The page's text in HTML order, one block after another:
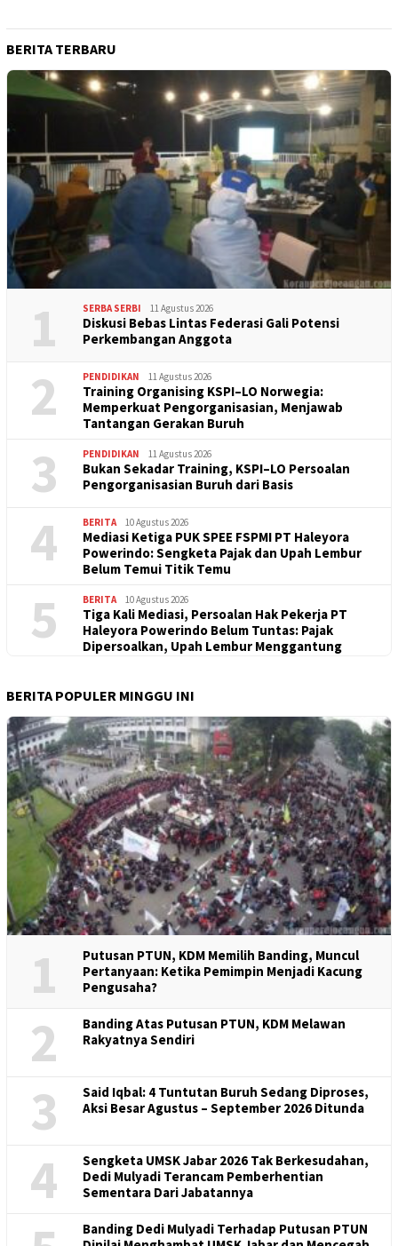
BERITA TERBARU
1 SERBA SERBI 11 Agustus 2026
Diskusi Bebas Lintas Federasi Gali Potensi
Perkembangan Anggota
2 PENDIDIKAN 11 Agustus 2026
Training Organising KSPI–LO Norwegia:
Memperkuat Pengorganisasian, Menjawab
Tantangan Gerakan Buruh
3 PENDIDIKAN 11 Agustus 2026
Bukan Sekadar Training, KSPI–LO Persoalan
Pengorganisasian Buruh dari Basis
4 BERITA 10 Agustus 2026
Mediasi Ketiga PUK SPEE FSPMI PT Haleyora
Powerindo: Sengketa Pajak dan Upah Lembur
Belum Temui Titik Temu
5 BERITA 10 Agustus 2026
Tiga Kali Mediasi, Persoalan Hak Pekerja PT
Haleyora Powerindo Belum Tuntas: Pajak
Dipersoalkan, Upah Lembur Menggantung
BERITA POPULER MINGGU INI
1
Putusan PTUN, KDM Memilih Banding, Muncul
Pertanyaan: Ketika Pemimpin Menjadi Kacung
Pengusaha?
2
Banding Atas Putusan PTUN, KDM Melawan
Rakyatnya Sendiri
3
Said Iqbal: 4 Tuntutan Buruh Sedang Diproses,
Aksi Besar Agustus – September 2026 Ditunda
4
Sengketa UMSK Jabar 2026 Tak Berkesudahan,
Dedi Mulyadi Terancam Pemberhentian
Sementara Dari Jabatannya
Banding Dedi Mulyadi Terhadap Putusan PTUN